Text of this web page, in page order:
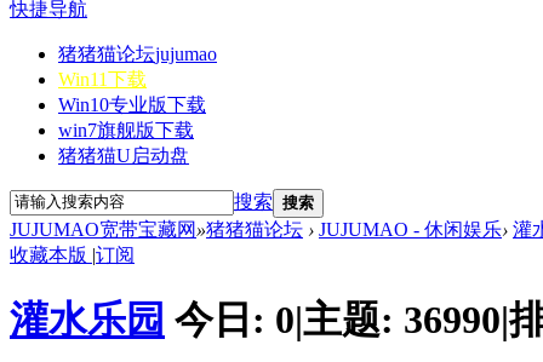
快捷导航
猪猪猫论坛jujumao
Win11下载
Win10专业版下载
win7旗舰版下载
猪猪猫U启动盘
搜索 搜索
JUJUMAO宽带宝藏网 »猪猪猫论坛 › JUJUMAO - 休闲娱乐› 灌
收藏本版 |订阅
灌水乐园 今日: 0|主题: 36990|